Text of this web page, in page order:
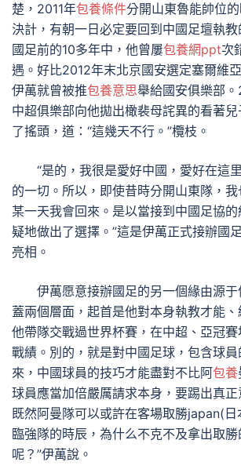
楚，2011年包養條件分開山東魯能帥位
決計，有朝一日必定要回到中國足壇執
國足前的10多年中，他曾屢包養網ppt次
遇。好比2012年末北京國安選定塞爾維
伊萬就曾被推包養意思舉給國安俱樂部
中超俱樂部向他拋出橄裴母詫異的看著
了搖頭，道：“這幾天不行。”欖枝。
“是的，我很是愛好中國，愛好在這
的一切。所以，即使昔時分開山東隊，
某一天我會回來。是以當接到中國足協
疑地做出了選擇。”這是伊萬正式接辦國
亮相。
伊萬愿意接辦國足的另一個緣由源
蓋兩個層面，起首是他對本身執教才能
他帶隊交戰過世界杯賽，在中超、亞冠
戰績。別的，就是對中國足球，包含球員
來，中國球員的技巧才能盡對不比阿包養
球員應當加倍嚴厲請求本身，要踢出真正
既然阿曼隊可以或許在客場取勝japan(
臨強隊的時辰，為什么不克不及拿出取
呢？”伊萬說。